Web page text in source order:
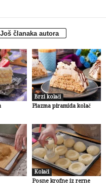
Još članaka autora
Brzi kolači
Plazma piramida kolač
Kolači
Posne krofne iz rerne